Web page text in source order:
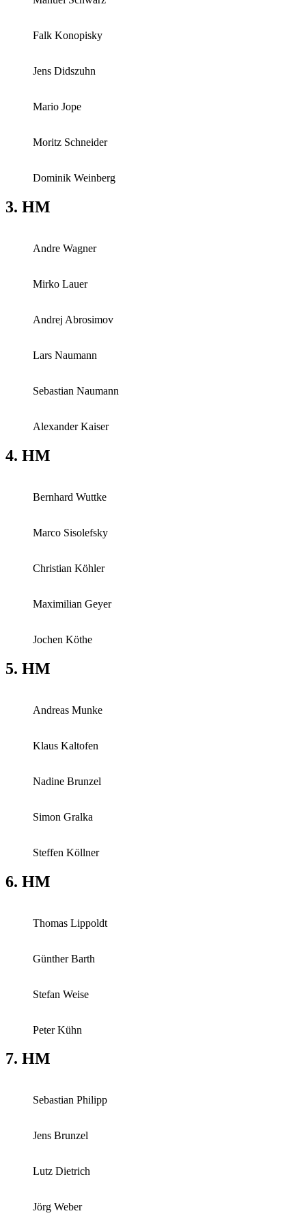
Falk Konopisky
Jens Didszuhn
Mario Jope
Moritz Schneider
Dominik Weinberg
3. HM
Andre Wagner
Mirko Lauer
Andrej Abrosimov
Lars Naumann
Sebastian Naumann
Alexander Kaiser
4. HM
Bernhard Wuttke
Marco Sisolefsky
Christian Köhler
Maximilian Geyer
Jochen Köthe
5. HM
Andreas Munke
Klaus Kaltofen
Nadine Brunzel
Simon Gralka
Steffen Köllner
6. HM
Thomas Lippoldt
Günther Barth
Stefan Weise
Peter Kühn
7. HM
Sebastian Philipp
Jens Brunzel
Lutz Dietrich
Jörg Weber